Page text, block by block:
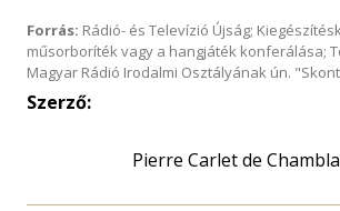
Forrás: Rádió- és Televízió Újság;
műsorboríték vagy a hangjáték konferálása;
Magyar Rádió Irodalmi Osztályának ún.
Szerző:
Pierre Carlet de